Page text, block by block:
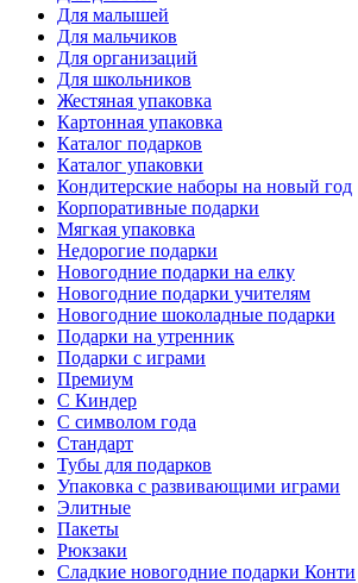
Для малышей
Для мальчиков
Для организаций
Для школьников
Жестяная упаковка
Картонная упаковка
Каталог подарков
Каталог упаковки
Кондитерские наборы на новый год
Корпоративные подарки
Мягкая упаковка
Недорогие подарки
Новогодние подарки на елку
Новогодние подарки учителям
Новогодние шоколадные подарки
Подарки на утренник
Подарки с играми
Премиум
С Киндер
С символом года
Стандарт
Тубы для подарков
Упаковка с развивающими играми
Элитные
Пакеты
Рюкзаки
Сладкие новогодние подарки Конти